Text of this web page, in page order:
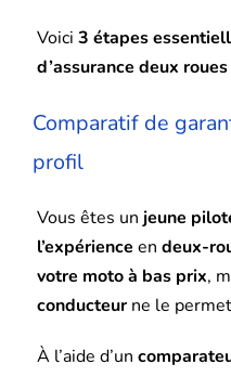
Voici 3 étapes
d’assurance deux
Comparatif de
profil
Vous êtes un jeune
l’expérience en deux-
votre moto à bas prix,
conducteurne le
À l’aide d’un